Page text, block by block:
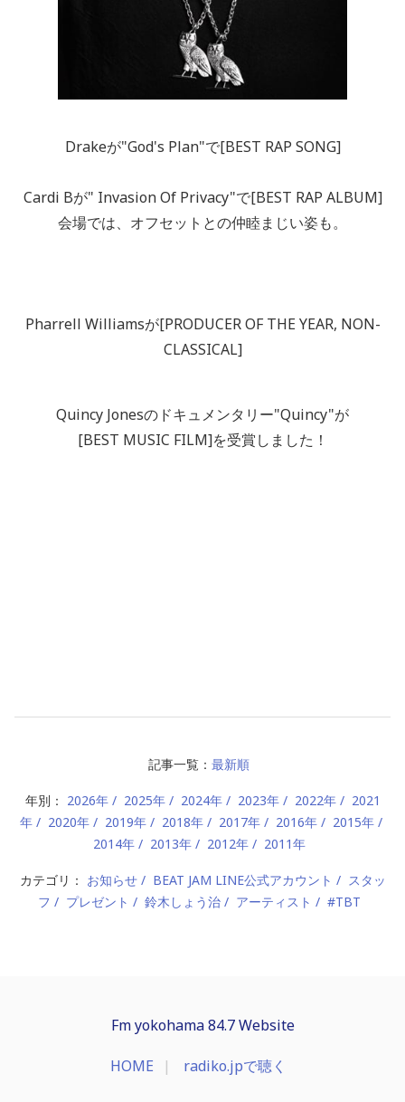
Drakeが"God's Plan"で[BEST RAP SONG]
Cardi Bが" Invasion Of Privacy"で[BEST RAP ALBUM]
会場では、オフセットとの仲睦まじい姿も。
Pharrell Williamsが[PRODUCER OF THE YEAR, NON-
CLASSICAL]
Quincy Jonesのドキュメンタリー"Quincy"が
[BEST MUSIC FILM]を受賞しました！
記事一覧： 最新順
年別： 2026年 2025年 2024年 2023年 2022年
2021
年
2020年 2019年 2018年 2017年 2016年
2015年
2014年
2013年 2012年 2011年
カテゴリ： お知らせ BEAT JAM LINE公式アカウント
スタッ
フ
プレゼント 鈴木しょう治 アーティスト #TBT
Fm yokohama 84.7 Website
HOME radiko.jpで聴く